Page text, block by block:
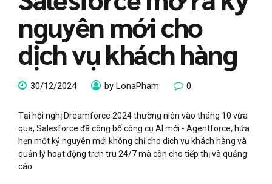
nguyên mới cho
dịch vụ khách hàng
30/12/2024 by LonaPham 0
Tại hội nghị Dreamforce 2024 thường niên vào tháng 10 vừa
qua, Salesforce đã công bố công cụ AI mới - Agentforce, hứa
hẹn một kỷ nguyên mới không chỉ cho dịch vụ khách hàng và
quản lý hoạt động trơn tru 24/7 mà còn cho tiếp thị và quảng
cáo.